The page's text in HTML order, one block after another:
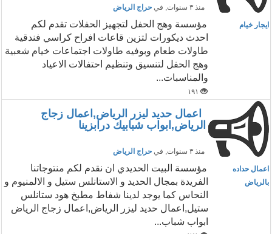
منذ ٣ سنوات , في حراج الرياض
ايجار خيام
مؤسسة وهج الحفل لتجهيز الحفلات تقدم لكم
احدث ديكورات لتزين قاعات افراح كراسي فندقية
طاولات طعام وبوفيه طاولات اجتماعات خيام شعبية
وهج الحفل لتنسيق وتنظيم احتفالات الاعياد
والمناسبات...
١٩١
اعمال حديد ليزر الرياض,اعمال زجاج
الرياض,ابواب شبابيك درابزينا
منذ ٣ سنوات , في حراج الرياض
اعمال حداده
بالرياض
مؤسسة البيت الحديدي ان نقدم لكم منتوجاتنا
الفريدة بمجال الحديد و الاستانلس ستيل و الالمنيوم و
النحاس كما يوجد لدينا شفاط مطبخ هود ستانلس
ستيل,اعمال حديد ليزر الرياض,اعمال زجاج الرياض
ابواب شباب...